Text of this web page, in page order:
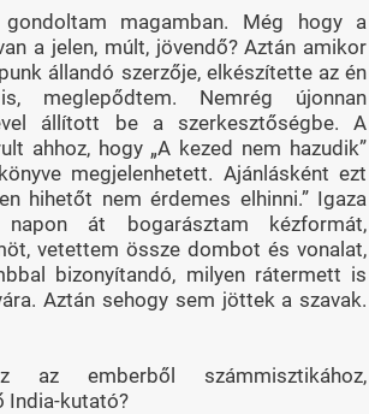
magamban. Még hogy a
a jelen, múlt, jövendő? Aztán amikor
állandó szerzője, elkészítette az én
meglepődtem. Nemrég újonnan
állított be a szerkesztőségbe. A
ahhoz, hogy „A kezed nem hazudik”
megjelenhetett. Ajánlásként ezt
hihetőt nem érdemes elhinni.” Igaza
át bogarásztam kézformát,
vetettem össze dombot és vonalat,
bizonyítandó, milyen rátermett is
Aztán sehogy sem jöttek a szavak.
emberből számmisztikához,
India-kutató?